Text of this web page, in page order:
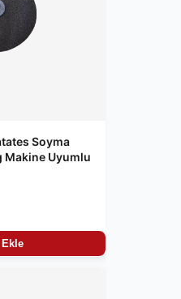
Soyma
Makine Uyumlu